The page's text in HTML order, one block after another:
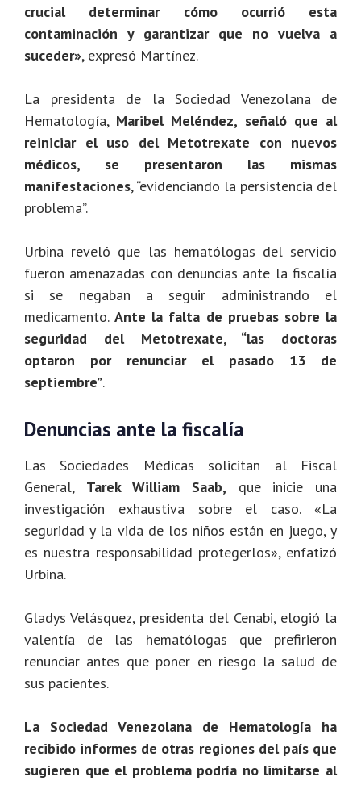
crucial determinar cómo ocurrió esta
contaminación y garantizar que no vuelva a
suceder», expresó Martínez.
La presidenta de la Sociedad Venezolana de
Hematología, Maribel Meléndez, señaló que al
reiniciar el uso del Metotrexate con nuevos
médicos, se presentaron las mismas
manifestaciones, “evidenciando la persistencia del
problema”.
Urbina reveló que las hematólogas del servicio
fueron amenazadas con denuncias ante la fiscalía
si se negaban a seguir administrando el
medicamento.Ante la falta de pruebas sobre la
seguridad del Metotrexate, “las doctoras
optaron por renunciar el pasado 13 de
septiembre”.
Denuncias ante la fiscalía
Las Sociedades Médicas solicitan al Fiscal
General, Tarek William Saab, que inicie una
investigación exhaustiva sobre el caso. «La
seguridad y la vida de los niños están en juego, y
es nuestra responsabilidad protegerlos», enfatizó
Urbina.
Gladys Velásquez, presidenta del Cenabi, elogió la
valentía de las hematólogas que prefirieron
renunciar antes que poner en riesgo la salud de
sus pacientes.
La Sociedad Venezolana de Hematología ha
recibido informes de otras regiones del país que
sugieren que el problema podría no limitarse al